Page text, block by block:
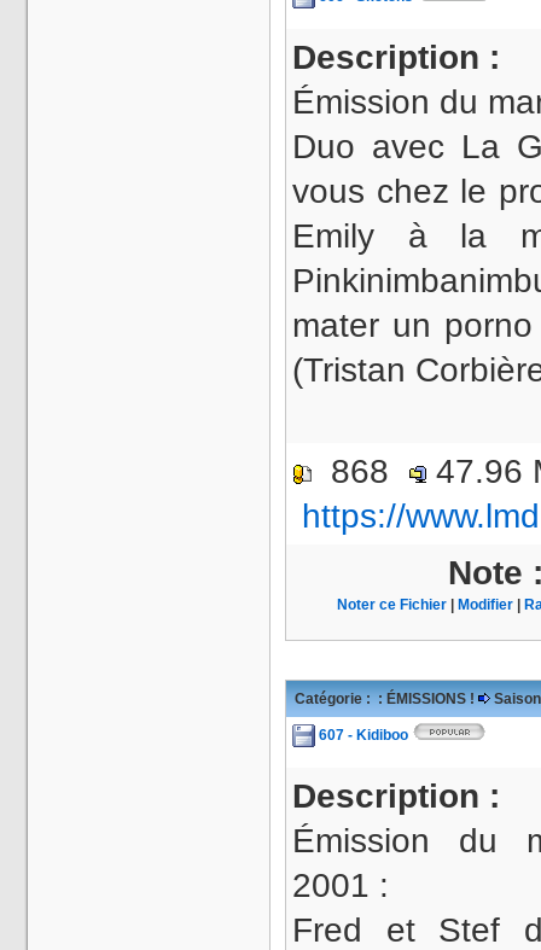
Description :
Émission du
Duo avec La
vous chez le
Emily à la
mater un
(Tristan
868
https://
Note
Noter ce Fichier Modifier
Catégorie : : ÉMISSIONS !
607 - Kidiboo
Description :
Émission du
2001 :
Fred et Stef